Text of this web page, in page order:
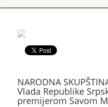
NARODNA
Vlada Republike
premijerom Savom